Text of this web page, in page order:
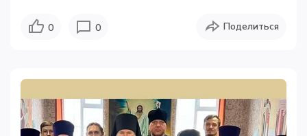
0 0 Поделиться